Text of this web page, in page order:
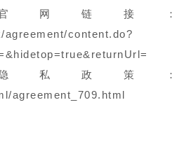
链接：
content.do?
政策：
agreement_709.html